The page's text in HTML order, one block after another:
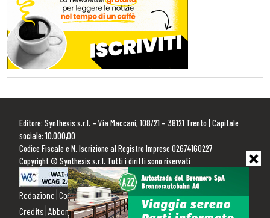
Editore: Synthesis s.r.l. – Via Maccani, 108/21 – 38121 Trento | Capitale
sociale: 10.000,00
Codice Fiscale e N. Iscrizione al Registro Imprese 02674160227
Copyright © Synthesis s.r.l. Tutti i diritti sono riservati
Redazione Contattaci Pubblicità Privacy Policy Cookie Policy
Credits Abbonamenti